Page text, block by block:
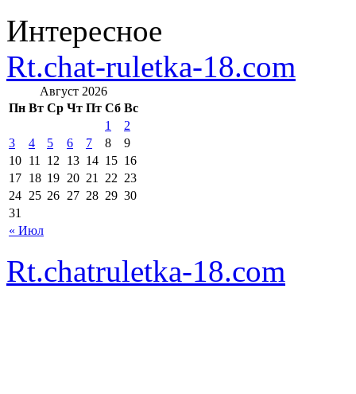
Интересное
Rt.chat-ruletka-18.com
Август 2026
Пн Вт Ср Чт Пт Сб Вс
« Июл
1
2
3
4 5 6 7 8
9
10 11 12 13 14 15 16
17 18 19 20 21 22 23
24 25 26 27 28 29 30
31
Rt.chatruletka-18.com